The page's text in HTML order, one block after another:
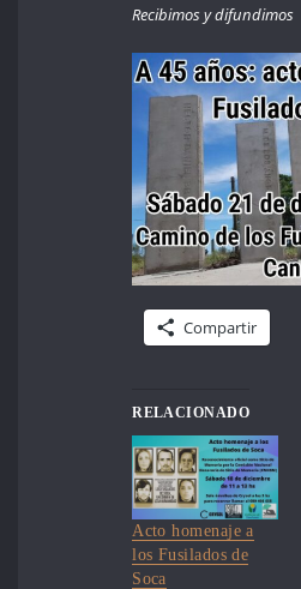
Recibimos y difundimos
Compartir
RELACIONADO
Acto homenaje a
los Fusilados de
Soca